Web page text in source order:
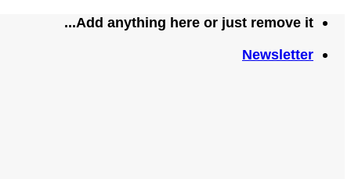
تخطيAdd anything here or just remove it...
Newsletter